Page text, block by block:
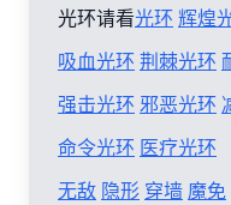
光环请看光环 辉煌
吸血光环 荆棘光环
强击光环 邪恶光环
命令光环 医疗光环
无敌 隐形 穿墙 魔免